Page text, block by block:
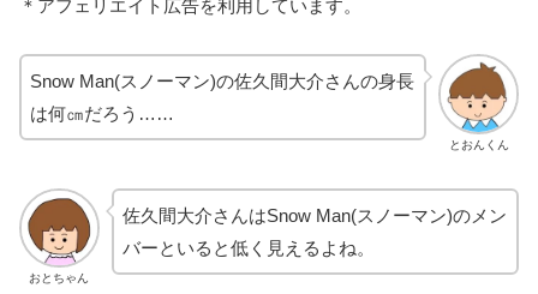
＊アフェリエイト広告を利用しています。
とおんくん
Snow Man(スノーマン)の佐久間大介さんの身長
は何㎝だろう……
おとちゃん
佐久間大介さんはSnow Man(スノーマン)のメン
バーといると低く見えるよね。